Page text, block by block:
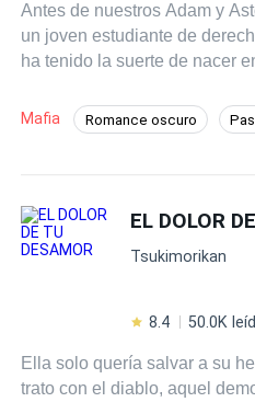
Antes de nuestros Adam y
un joven estudiante de
ha tenido la suerte de nacer
de los Scott. Su abuelo le
estudio jurídico y todos los
desde que su tatarabuelo lo
heredero varón, para seguir
a pesar de todo lo que tiene
no se amilana con trabajar y
chica que trabaja en la
universidad. El suyo fue un
Mafia Romance oscuro
Traición Matrimonio por
Amor Prohibido
EL DOLOR
Tsukimorikan
8.4 50.0K
Ella solo quería salvar a su
trato con el diablo, aquel